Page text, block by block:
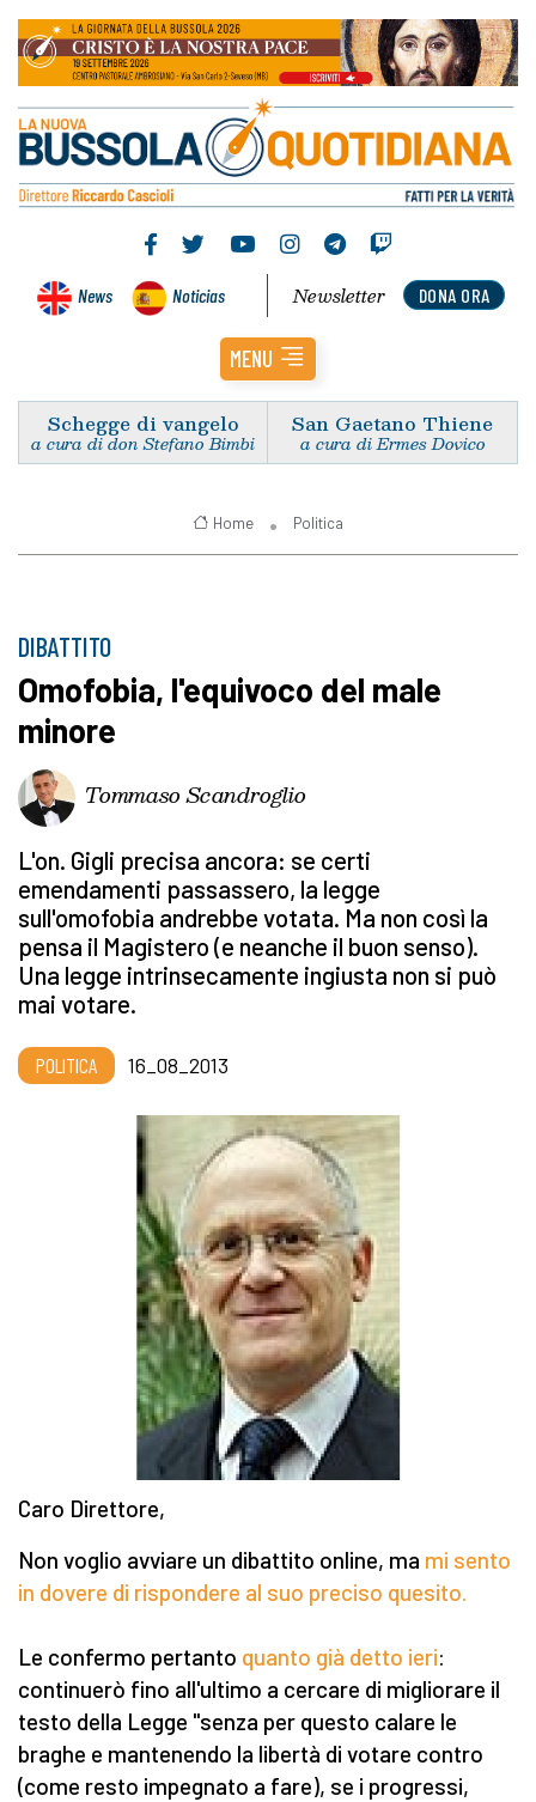
News Noticias DONA ORA
Newsletter
MENU
Schegge di vangelo
a cura di don Stefano Bimbi
San Gaetano Thiene
a cura di Ermes Dovico
Home Politica
DIBATTITO
Omofobia, l'equivoco del male
minore
Tommaso Scandroglio
L'on. Gigli precisa ancora: se certi
emendamenti passassero, la legge
sull'omofobia andrebbe votata. Ma non così la
pensa il Magistero (e neanche il buon senso).
Una legge intrinsecamente ingiusta non si può
mai votare.
POLITICA 16_08_2013
Caro Direttore,
Non voglio avviare un dibattito online, ma mi sento
in dovere di rispondere al suo preciso quesito.
Le confermo pertanto quanto già detto ieri:
continuerò fino all'ultimo a cercare di migliorare il
testo della Legge "senza per questo calare le
braghe e mantenendo la libertà di votare contro
(come resto impegnato a fare), se i progressi,